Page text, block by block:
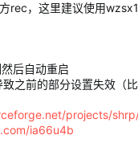
rec，这里建议使用
后自动重启
之前的部分设置失效（比
projects/
ia66u4b